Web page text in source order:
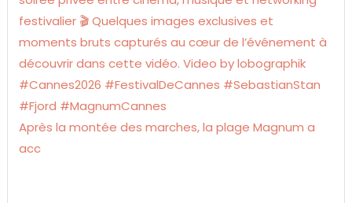
Après la montée des marches, la plage Magnum a
acc